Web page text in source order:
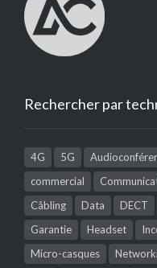
Rechercher par
4G 5G
commercial
Câbling
Data DECT
Garantie
Headset
Micro-casques